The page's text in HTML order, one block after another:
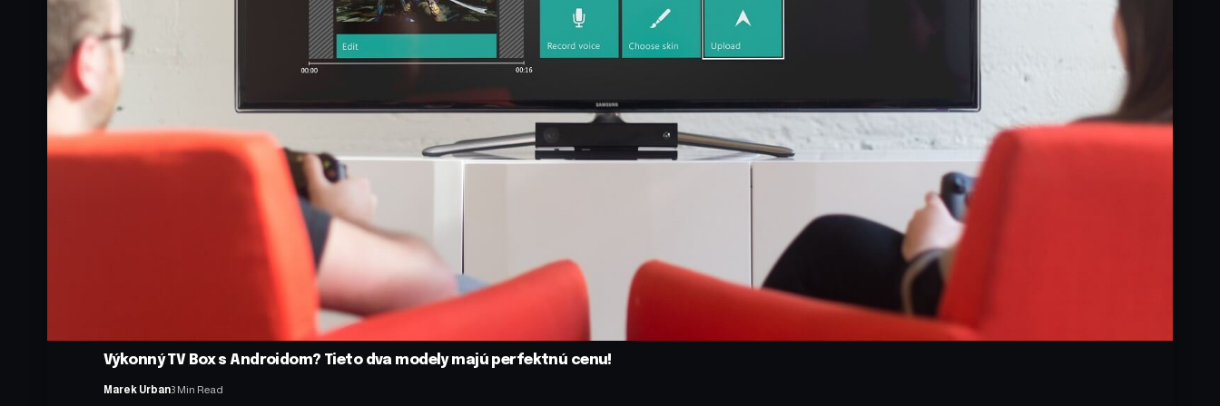
Výkonný TV Box s Androidom? Tieto dva modely majú perfektnú cenu!
Marek Urban3 Min Read